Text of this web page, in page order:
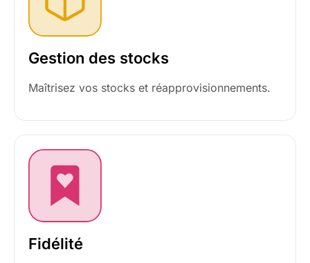
Gestion des stocks
Maîtrisez vos stocks et réapprovisionnements.
Fidélité